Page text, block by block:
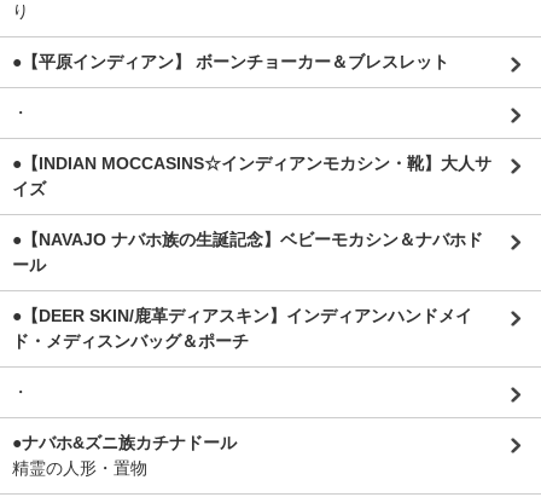
り
●【平原インディアン】 ボーンチョーカー＆ブレスレット
・
●【INDIAN MOCCASINS☆インディアンモカシン・靴】大人サ
イズ
●【NAVAJO ナバホ族の生誕記念】ベビーモカシン＆ナバホド
ール
●【DEER SKIN/鹿革ディアスキン】インディアンハンドメイ
ド・メディスンバッグ＆ポーチ
・
●ナバホ&ズニ族カチナドール
精霊の人形・置物